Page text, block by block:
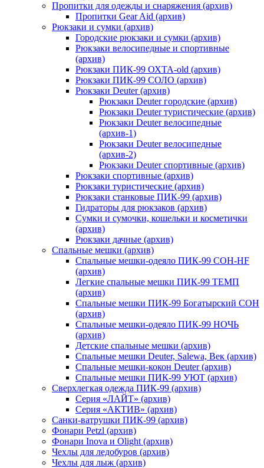
Пропитки для одежды и снаряжения (архив)
Пропитки Gear Aid (архив)
Рюкзаки и сумки (архив)
Городские рюкзаки и сумки (архив)
Рюкзаки велосипедные и спортивные
(архив)
Рюкзаки ПИК-99 ОХТА-old (архив)
Рюкзаки ПИК-99 СОЛО (архив)
Рюкзаки Deuter (архив)
Рюкзаки Deuter городские (архив)
Рюкзаки Deuter туристические (архив)
Рюкзаки Deuter велосипедные
(архив-1)
Рюкзаки Deuter велосипедные
(архив-2)
Рюкзаки Deuter спортивные (архив)
Рюкзаки спортивные (архив)
Рюкзаки туристические (архив)
Рюкзаки станковые ПИК-99 (архив)
Гидраторы для рюкзаков (архив)
Сумки и сумочки, кошельки и косметички
(архив)
Рюкзаки дачные (архив)
Спальные мешки (архив)
Спальные мешки-одеяло ПИК-99 СОН-HF
(архив)
Легкие спальные мешки ПИК-99 ТЕМП
(архив)
Спальные мешки ПИК-99 Богатырский СОН
(архив)
Спальные мешки-одеяло ПИК-99 НОЧЬ
(архив)
Детские спальные мешки (архив)
Спальные мешки Deuter, Salewa, Век (архив)
Спальные мешки-кокон Deuter (архив)
Спальные мешки ПИК-99 УЮТ (архив)
Сверхлегкая одежда ПИК-99 (архив)
Серия «ЛАЙТ» (архив)
Серия «АКТИВ» (архив)
Санки-ватрушки ПИК-99 (архив)
Фонари Petzl (архив)
Фонари Inova и Olight (архив)
Чехлы для ледобуров (архив)
Чехлы для лыж (архив)